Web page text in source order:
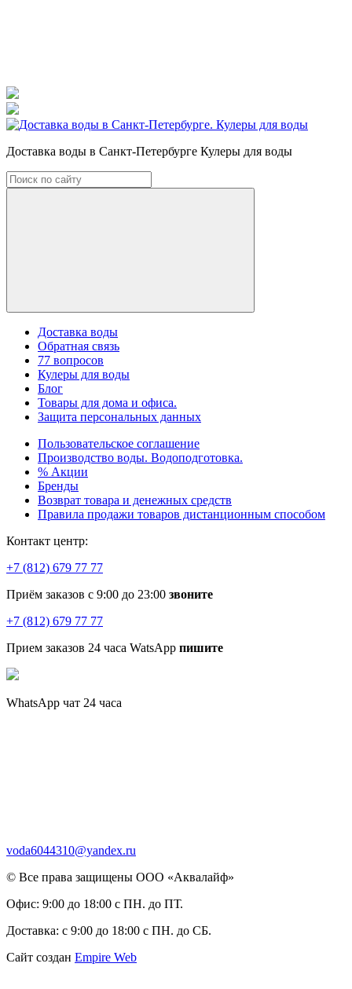
Доставка воды в Санкт-Петербурге Кулеры для воды
Доставка воды
Обратная связь
77 вопросов
Кулеры для воды
Блог
Товары для дома и офиса.
Защита персональных данных
Пользовательское соглашение
Производство воды. Водоподготовка.
% Акции
Бренды
Возврат товара и денежных средств
Правила продажи товаров дистанционным способом
Контакт центр:
+7 (812) 679 77 77
Приём заказов с 9:00 до 23:00 звоните
+7 (812) 679 77 77
Прием заказов 24 часа WatsApp пишите
WhatsApp чат 24 часа
voda6044310@yandex.ru
© Все права защищены ООО «Аквалайф»
Офис: 9:00 до 18:00 с ПН. до ПТ.
Доставка: с 9:00 до 18:00 с ПН. до СБ.
Сайт создан Empire Web